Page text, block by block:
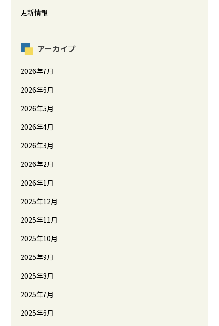
更新情報
アーカイブ
2026年7月
2026年6月
2026年5月
2026年4月
2026年3月
2026年2月
2026年1月
2025年12月
2025年11月
2025年10月
2025年9月
2025年8月
2025年7月
2025年6月